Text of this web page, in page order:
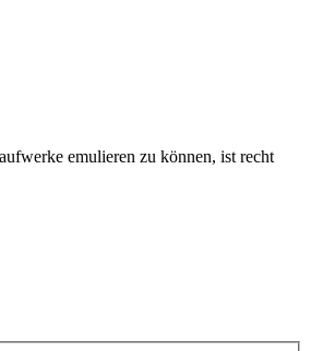
emulieren zu können, ist recht